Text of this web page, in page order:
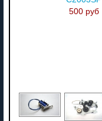
500 руб